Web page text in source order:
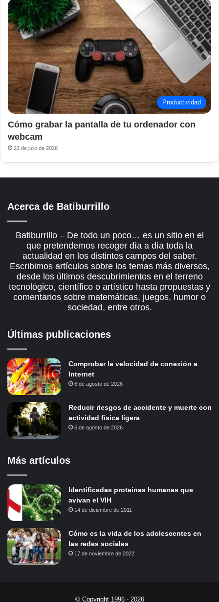
Productividad
Cómo grabar la pantalla de tu ordenador con
webcam
22 de julio de 2026
Acerca de Batiburrillo
Batiburrillo – De todo un poco… es un sitio en el
que pretendemos recoger día a día toda la
actualidad en los distintos campos del saber.
Escribimos artículos sobre los temas más diversos,
desde los últimos descubrimientos en el terreno
tecnológico, científico o artístico hasta propuestas y
comentarios sobre matemáticas, juegos, humor o
sociedad, entre otros.
Últimas publicaciones
Comprobar la velocidad de conexión a
Internet
6 de agosto de 2026
Reducir riesgos de accidente y muerte con
actividad física ligera
6 de agosto de 2026
Más artículos
Identificadas proteínas humanas que
avivan el VIH
14 de diciembre de 2011
Cómo es la vida de los adolescentes en
las redes sociales
17 de noviembre de 2022
© Copyright 1996 - 2026